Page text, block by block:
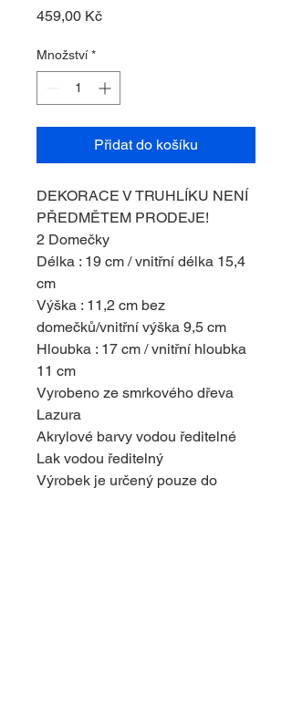
459,00 KčCena
Množství *
Přidat do košíku
DEKORACE V TRUHLÍKU NENÍ
PŘEDMĚTEM PRODEJE!
2 Domečky
Délka : 19 cm / vnitřní délka 15,4
cm
Výška : 11,2 cm bez
domečků/vnitřní výška 9,5 cm
Hloubka : 17 cm / vnitřní hloubka
11 cm
Vyrobeno ze smrkového dřeva
Lazura
Akrylové barvy vodou ředitelné
Lak vodou ředitelný
Výrobek je určený pouze do